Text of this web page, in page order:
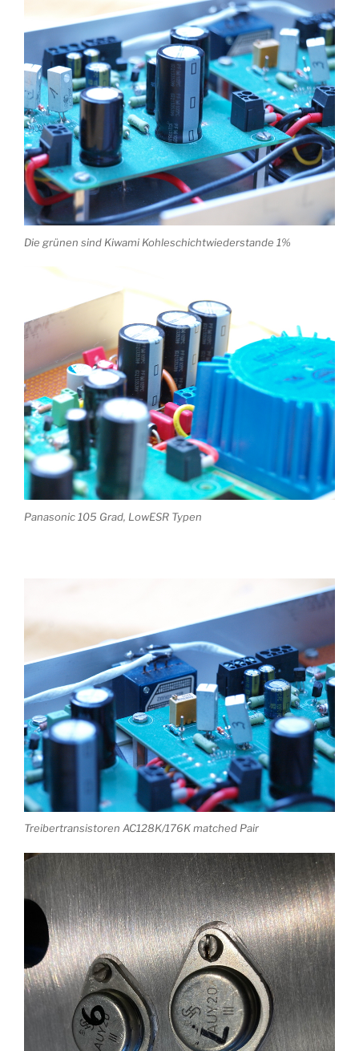
Die grünen sind Kiwami Kohleschichtwiederstande 1%
Panasonic 105 Grad, LowESR Typen
Treibertransistoren AC128K/176K matched Pair